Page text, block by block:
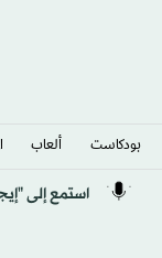
بودكاست ألعاب
استمع إلى